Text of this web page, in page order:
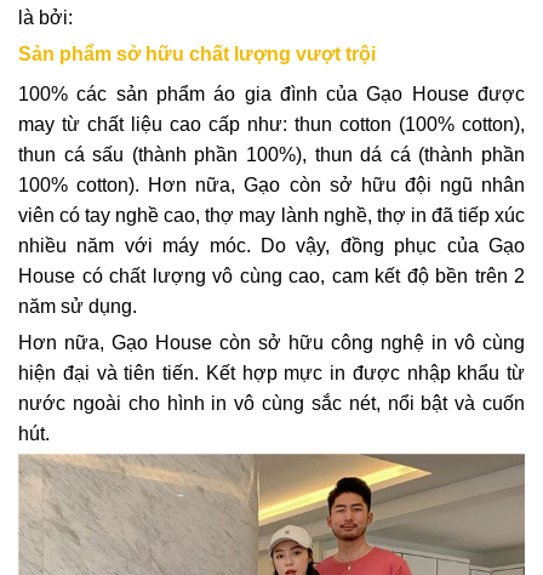
là bởi:
Sản phẩm sở hữu chất lượng vượt trội
100% các sản phẩm áo gia đình của Gạo House được
may từ chất liệu cao cấp như: thun cotton (100% cotton),
thun cá sấu (thành phần 100%), thun dá cá (thành phần
100% cotton). Hơn nữa, Gạo còn sở hữu đội ngũ nhân
viên có tay nghề cao, thợ may lành nghề, thợ in đã tiếp xúc
nhiều năm với máy móc. Do vậy, đồng phục của Gạo
House có chất lượng vô cùng cao, cam kết độ bền trên 2
năm sử dụng.
Hơn nữa, Gạo House còn sở hữu công nghệ in vô cùng
hiện đại và tiên tiến. Kết hợp mực in được nhập khẩu từ
nước ngoài cho hình in vô cùng sắc nét, nổi bật và cuốn
hút.